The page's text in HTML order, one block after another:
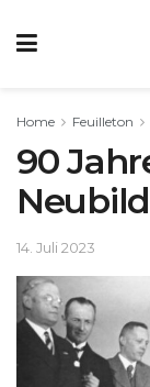
Home Feuilleton
90
14. Juli 2023